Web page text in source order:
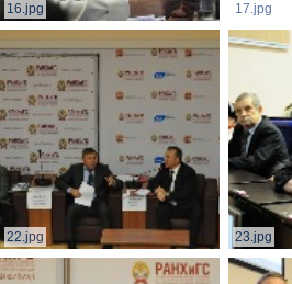
16.jpg 17.jpg
22.jpg 23.jpg